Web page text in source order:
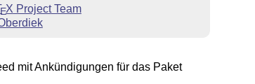
EX Project Team
mit Ankündigungen für das Paket